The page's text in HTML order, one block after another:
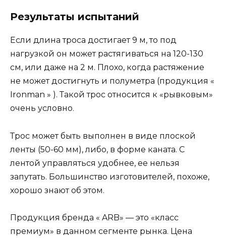
Результаты испытаний
Если длина троса достигает 9 м, то под
нагрузкой он может растягиваться на 120-130
см, или даже на 2 м. Плохо, когда растяжение
не может достигнуть и полуметра (продукция «
Ironman » ). Такой трос относится к «рывковым»
очень условно.
Трос может быть выполнен в виде плоской
ленты (50-60 мм), либо, в форме каната. С
лентой управляться удобнее, ее нельзя
запутать. Большинство изготовителей, похоже,
хорошо знают об этом.
Продукция бренда « ARB» — это «класс
премиум» в данном сегменте рынка. Цена